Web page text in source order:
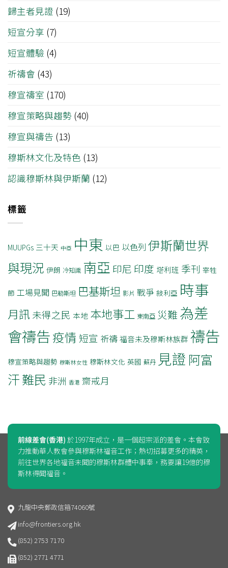
歸主者見證 (19)
短宣分享 (7)
短宣體驗 (4)
祈禱會 (43)
穆宣禱室 (170)
穆宣策略與趨勢 (40)
穆宣與禱告 (13)
穆斯林文化及特色 (13)
認識穆斯林與伊斯蘭 (12)
標籤
MUUPGs 三十天 中亞 中東 以巴 以色列 伊斯蘭世界
與現況 伊朗 冷知識 南亞 印尼 印度 塔利班 季刊 宰牲
節 工場見聞 巴勒斯坦 巴基斯坦 影片 戰爭 敍利亞 時事
月訊 未得之民 本地 本地事工 東南亞 災難 為差
會禱告疫情 短宣 祈禱福音未及穆斯林族群 禱告
穆宣策略與趨勢 穆斯林女性 穆斯林文化 英國 蘇丹 見證 阿富
汗難民 非洲 香港 齋戒月
前線差會(香港) 於1997年成立，是一個超宗派的差會。本會致
力推動華人教會參與穆斯林福音工作；熱切招募更多的精英，
前往世界各地福音未聞的穆斯林群體中事奉，務要讓19億的穆
斯林得聞福音。
九龍中央郵政信箱74060號
info@frontiers.org.hk
(852) 2753 7170
(852) 2771 4771